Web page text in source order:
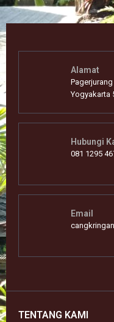
Alamat
Yogyakarta
Hubungi
081 1295
Email
TENTANG KAMI